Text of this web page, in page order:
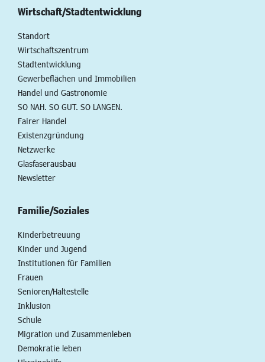
Wirtschaft/Stadtentwicklung
Standort
Wirtschaftszentrum
Stadtentwicklung
Gewerbeflächen und Immobilien
Handel und Gastronomie
SO NAH. SO GUT. SO LANGEN.
Fairer Handel
Existenzgründung
Netzwerke
Glasfaserausbau
Newsletter
Familie/Soziales
Kinderbetreuung
Kinder und Jugend
Institutionen für Familien
Frauen
Senioren/Haltestelle
Inklusion
Schule
Migration und Zusammenleben
Demokratie leben